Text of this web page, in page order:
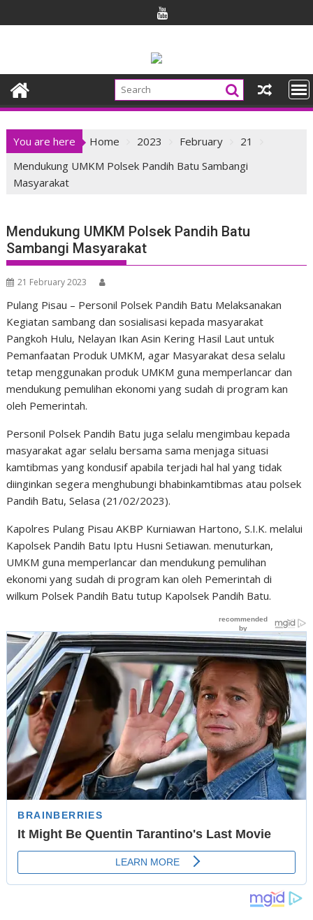
to
You are here Home 2023 February
21
Mendukung UMKM Polsek Pandih Batu Sambangi
Masyarakat
Mendukung UMKM Polsek Pandih Batu
Sambangi Masyarakat
21 February 2023
Pulang Pisau – Personil Polsek Pandih Batu Melaksanakan
Kegiatan sambang dan sosialisasi kepada masyarakat
Pangkoh Hulu, Nelayan Ikan Asin Kering Hasil Laut untuk
Pemanfaatan Produk UMKM, agar Masyarakat desa selalu
tetap menggunakan produk UMKM guna memperlancar dan
mendukung pemulihan ekonomi yang sudah di program kan
oleh Pemerintah.
Personil Polsek Pandih Batu juga selalu mengimbau kepada
masyarakat agar selalu bersama sama menjaga situasi
kamtibmas yang kondusif apabila terjadi hal hal yang tidak
diinginkan segera menghubungi bhabinkamtibmas atau polsek
Pandih Batu, Selasa (21/02/2023).
Kapolres Pulang Pisau AKBP Kurniawan Hartono, S.I.K. melalui
Kapolsek Pandih Batu Iptu Husni Setiawan. menuturkan,
UMKM guna memperlancar dan mendukung pemulihan
ekonomi yang sudah di program kan oleh Pemerintah di
wilkum Polsek Pandih Batu tutup Kapolsek Pandih Batu.